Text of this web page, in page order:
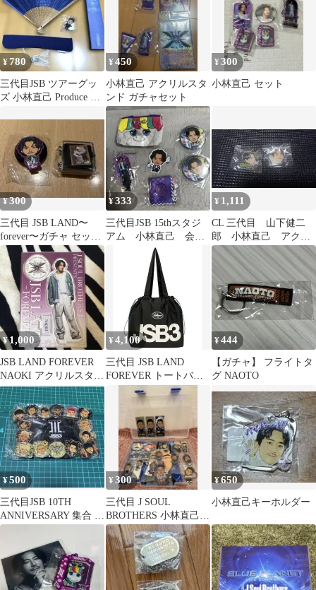
¥780
三代目JSB ツアーグッ
ズ 小林直己 Produce 扇
¥450
小林直己 アクリルスタ
ンド ガチャセット
¥300
小林直己 セット
¥300
三代目 JSB LAND〜
forever〜ガチャ セット
☆小林直己☆
¥333
三代目JSB 15thスタジ
アム 小林直己 会場
¥ 1,111
CL 三代目 山下健二
郎 小林直己 アクリ
ルキーホルダー 応
援スタンプ
¥1,000
JSB LAND FOREVER
NAOKI アクリルスタン
ド
¥ 4,100
三代目 JSB LAND
FOREVER トートバッ
¥444
【ガチャ】 フライトタ
グ NAOTO
¥500
三代目JSB 10TH
ANNIVERSARY 集合 フ
ォトフレーム
¥300
三代目 J SOUL
BROTHERS 小林直己
キーホルダーセット
¥650
小林直己キーホルダー